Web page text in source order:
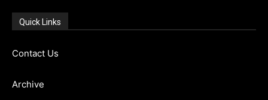
Quick Links
Contact Us
Archive